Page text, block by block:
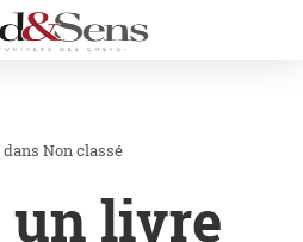
dans Non classé
un livre